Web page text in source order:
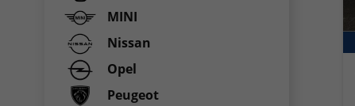
MINI
Nissan
Opel
Peugeot